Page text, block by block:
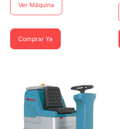
Ver Máquina
Comprar Ya